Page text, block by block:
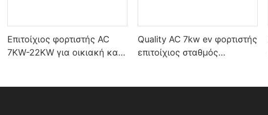
Επιτοίχιος φορτιστής AC
7KW-22KW για οικιακή και
Quality AC 7kw ev φορτιστής
επιτοίχιος σταθμός